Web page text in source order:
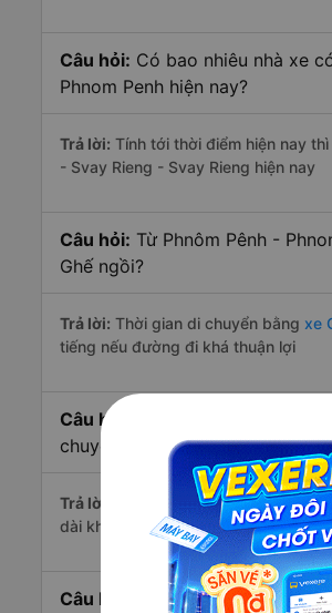
Câu hỏi: Có bao nhiêu nhà xe
Phnom Penh hiện nay?
Trả lời: Tính tới thời điểm hiện nay
- Svay Rieng - Svay Rieng hiện nay
Câu hỏi: Từ Phnôm Pênh -
Ghế ngồi?
Trả lời: Thời gian di chuyển bằng xe
tiếng nếu đường đi khá thuận lợi
Câu hỏi:
Từ Phnôm Pênh -
chuyển bằng xe Ghế ngồi?
Trả lời: Đường di chuyển bằngxe
dài khoảng 161 km.
Câu hỏi:
Mỗi ngày có bao